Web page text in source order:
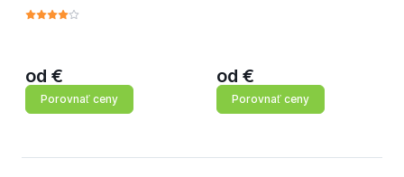
od €
Porovnať ceny
od €
Porovnať ceny